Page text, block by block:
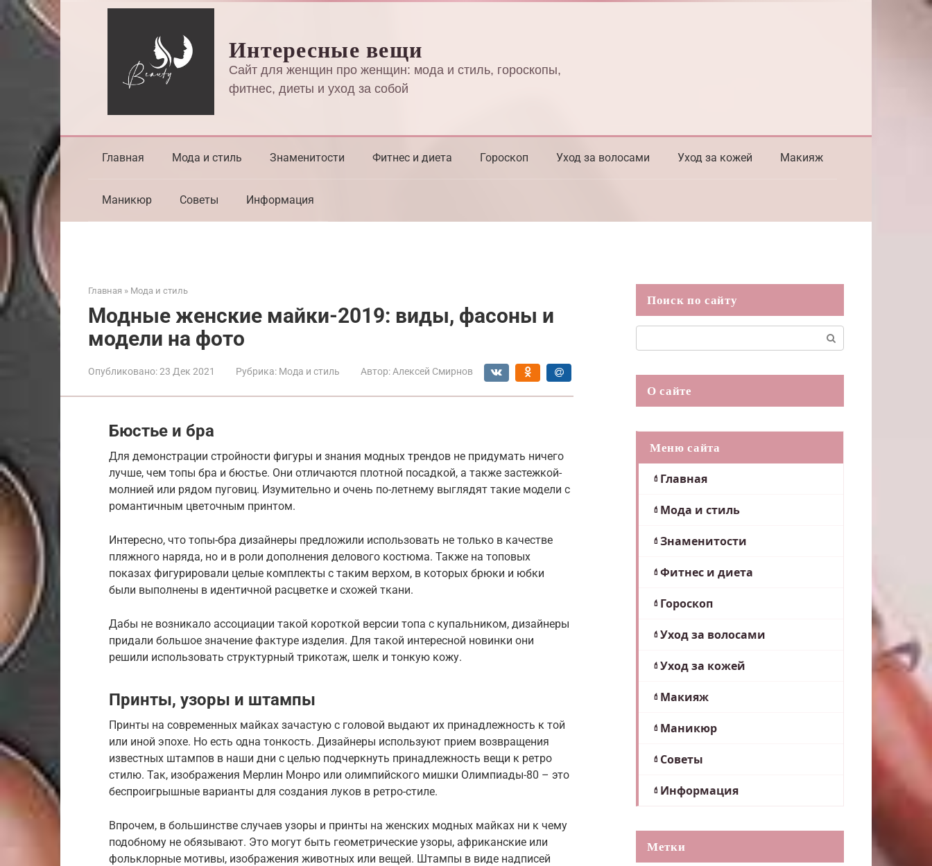
Перейти
к
контенту
Интересные вещи
Сайт для женщин про женщин: мода и стиль, гороскопы,
фитнес, диеты и уход за собой
Главная Мода и стиль Знаменитости Фитнес и диета Гороскоп Уход за волосами Уход за кожей Макияж
Маникюр Советы Информация
Главная » Мода и стиль
Модные женские майки-2019: виды, фасоны и
модели на фото
Опубликовано:23 Дек 2021 Рубрика: Мода и стиль Автор: Алексей Смирнов
Бюстье и бра
Для демонстрации стройности фигуры и знания модных трендов не придумать ничего
лучше, чем топы бра и бюстье. Они отличаются плотной посадкой, а также застежкой-
молнией или рядом пуговиц. Изумительно и очень по-летнему выглядят такие модели с
романтичным цветочным принтом.
Интересно, что топы-бра дизайнеры предложили использовать не только в качестве
пляжного наряда, но и в роли дополнения делового костюма. Также на топовых
показах фигурировали целые комплекты с таким верхом, в которых брюки и юбки
были выполнены в идентичной расцветке и схожей ткани.
Дабы не возникало ассоциации такой короткой версии топа с купальником, дизайнеры
придали большое значение фактуре изделия. Для такой интересной новинки они
решили использовать структурный трикотаж, шелк и тонкую кожу.
Принты, узоры и штампы
Принты на современных майках зачастую с головой выдают их принадлежность к той
или иной эпохе. Но есть одна тонкость. Дизайнеры используют прием возвращения
известных штампов в наши дни с целью подчеркнуть принадлежность вещи к ретро
стилю. Так, изображения Мерлин Монро или олимпийского мишки Олимпиады-80 – это
беспроигрышные варианты для создания луков в ретро-стиле.
Впрочем, в большинстве случаев узоры и принты на женских модных майках ни к чему
подобному не обязывают. Это могут быть геометрические узоры, африканские или
фольклорные мотивы, изображения животных или вещей. Штампы в виде надписей
Поиск по сайту
О сайте
Меню сайта
Главная
Мода и стиль
Знаменитости
Фитнес и диета
Гороскоп
Уход за волосами
Уход за кожей
Макияж
Маникюр
Советы
Информация
Метки